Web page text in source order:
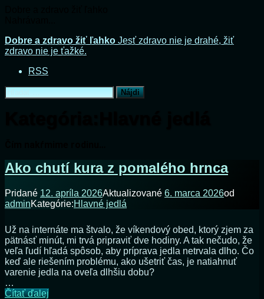
Prejsť
na
Dobre a zdravo žiť ľahko Jesť zdravo nie je drahé, žiť
zdravo nie je ťažké.
RSS
Hľadať:
Ako chutí kura z pomalého hrnca
Pridané 12. apríla 2026Aktualizované 6. marca 2026od
adminKategórie:Hlavné jedlá
Už na internáte ma štvalo, že víkendový obed, ktorý zjem za
pätnásť minút, mi trvá pripraviť dve hodiny. A tak nečudo, že
veľa ľudí hľadá spôsob, aby príprava jedla netrvala dlho. Čo
keď ale riešením problému, ako ušetriť čas, je natiahnuť
varenie jedla na oveľa dlhšiu dobu?
…
Čítať ďalejAko